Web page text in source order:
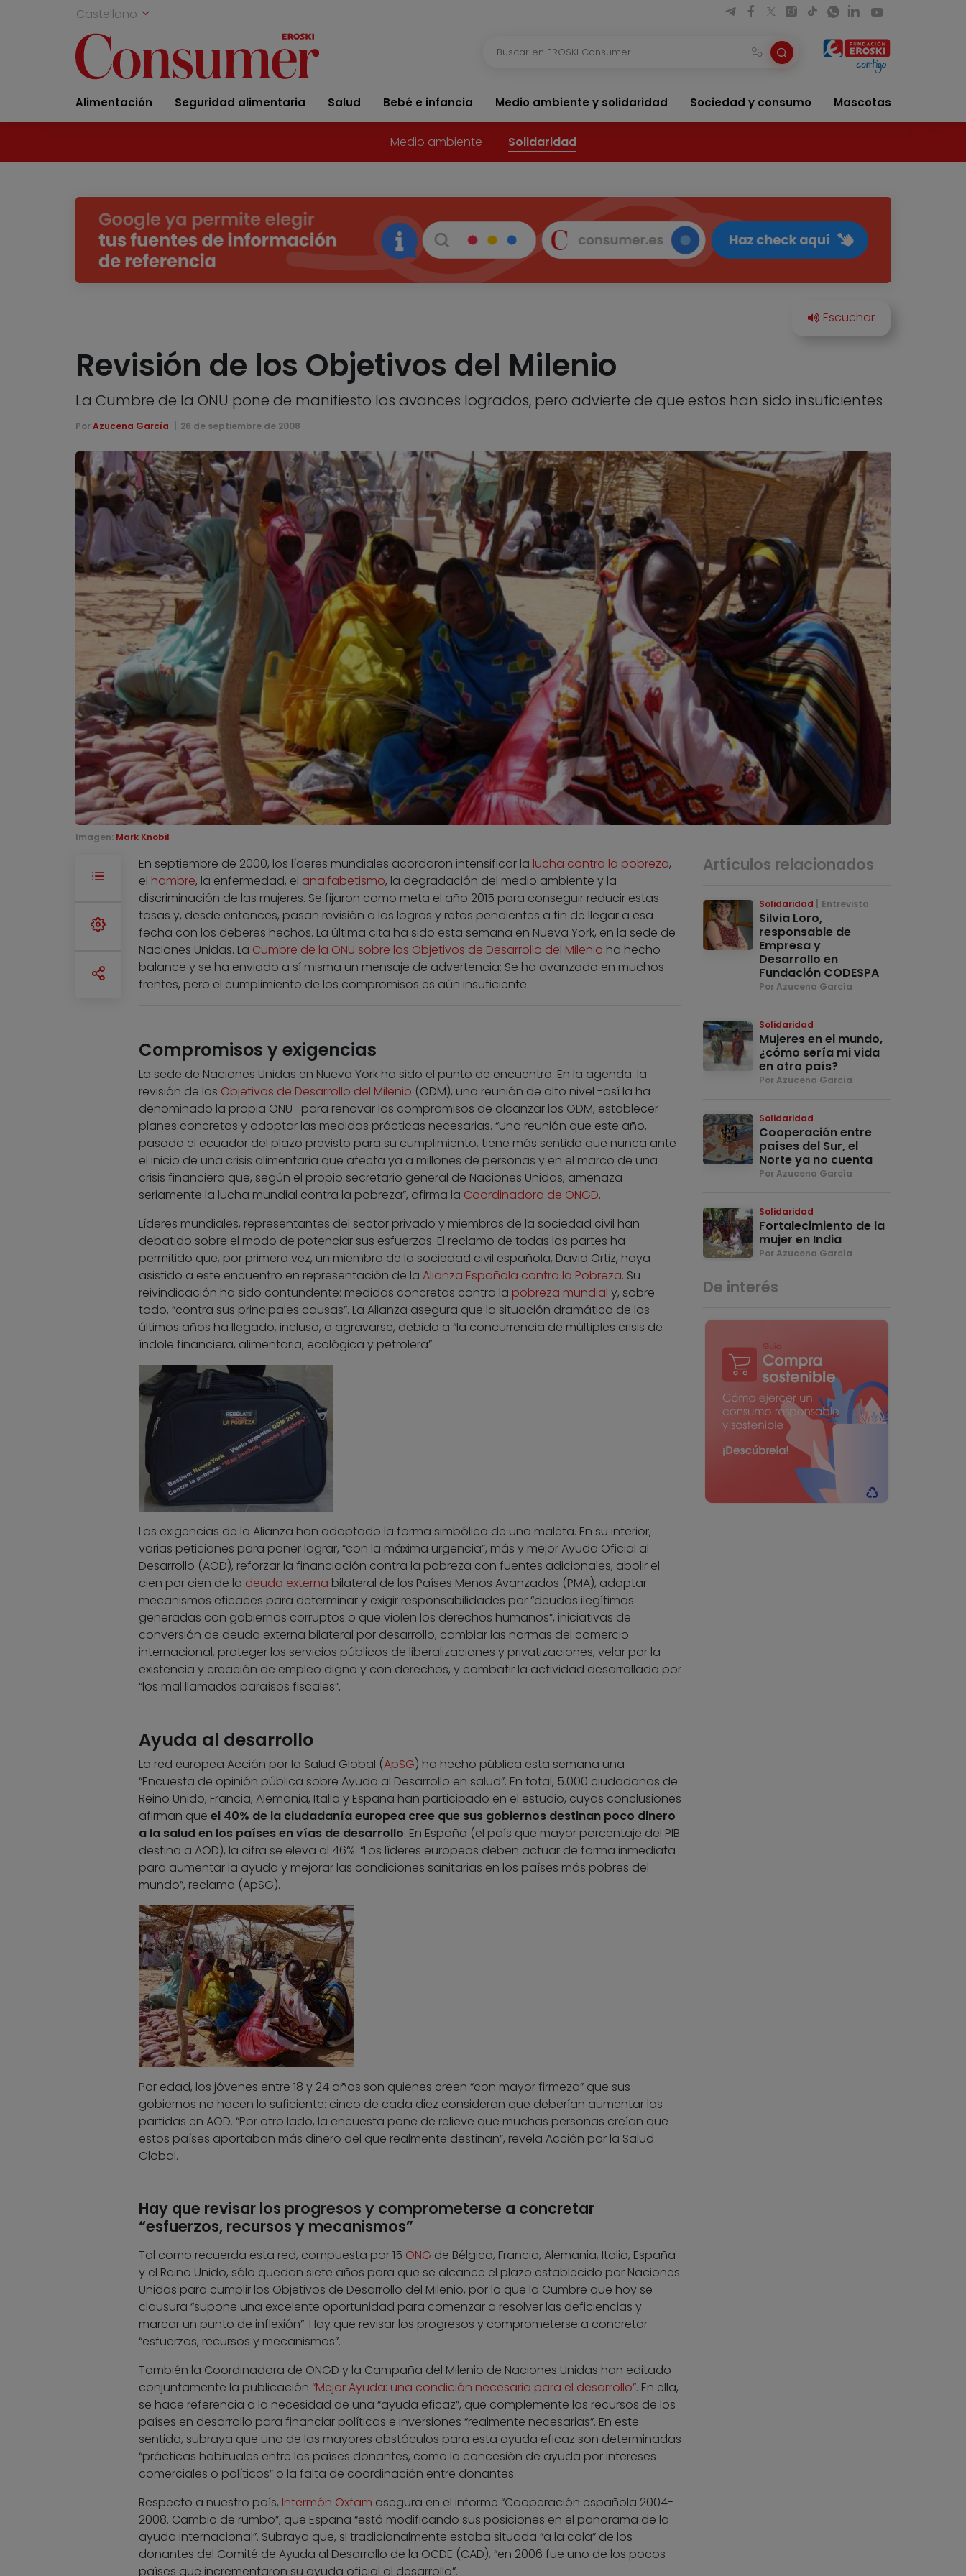
Castellano
Alimentación Seguridad alimentaria Salud Bebé e infancia Medio ambiente y solidaridad Sociedad y consumo Mascotas
Medio ambiente Solidaridad
Revisión de los Objetivos del Milenio
La Cumbre de la ONU pone de manifiesto los avances logrados, pero advierte de que estos han sido insuficientes
Por Azucena García 26 de septiembre de 2008
Imagen: Mark Knobil
En septiembre de 2000, los líderes mundiales acordaron intensificar la lucha contra la pobreza,
el hambre, la enfermedad, el analfabetismo, la degradación del medio ambiente y la
discriminación de las mujeres. Se fijaron como meta el año 2015 para conseguir reducir estas
tasas y, desde entonces, pasan revisión a los logros y retos pendientes a fin de llegar a esa
fecha con los deberes hechos. La última cita ha sido esta semana en Nueva York, en la sede de
Naciones Unidas. La Cumbre de la ONU sobre los Objetivos de Desarrollo del Milenio ha hecho
balance y se ha enviado a sí misma un mensaje de advertencia: Se ha avanzado en muchos
frentes, pero el cumplimiento de los compromisos es aún insuficiente.
Compromisos y exigencias
La sede de Naciones Unidas en Nueva York ha sido el punto de encuentro. En la agenda: la
revisión de los Objetivos de Desarrollo del Milenio (ODM), una reunión de alto nivel -así la ha
denominado la propia ONU- para renovar los compromisos de alcanzar los ODM, establecer
planes concretos y adoptar las medidas prácticas necesarias. “Una reunión que este año,
pasado el ecuador del plazo previsto para su cumplimiento, tiene más sentido que nunca ante
el inicio de una crisis alimentaria que afecta ya a millones de personas y en el marco de una
crisis financiera que, según el propio secretario general de Naciones Unidas, amenaza
seriamente la lucha mundial contra la pobreza”, afirma la Coordinadora de ONGD.
Líderes mundiales, representantes del sector privado y miembros de la sociedad civil han
debatido sobre el modo de potenciar sus esfuerzos. El reclamo de todas las partes ha
permitido que, por primera vez, un miembro de la sociedad civil española, David Ortiz, haya
asistido a este encuentro en representación de la Alianza Española contra la Pobreza. Su
reivindicación ha sido contundente: medidas concretas contra la pobreza mundial y, sobre
todo, “contra sus principales causas”. La Alianza asegura que la situación dramática de los
últimos años ha llegado, incluso, a agravarse, debido a “la concurrencia de múltiples crisis de
índole financiera, alimentaria, ecológica y petrolera”.
Las exigencias de la Alianza han adoptado la forma simbólica de una maleta. En su interior,
varias peticiones para poner lograr, “con la máxima urgencia”, más y mejor Ayuda Oficial al
Desarrollo (AOD), reforzar la financiación contra la pobreza con fuentes adicionales, abolir el
cien por cien de la deuda externa bilateral de los Países Menos Avanzados (PMA), adoptar
mecanismos eficaces para determinar y exigir responsabilidades por “deudas ilegítimas
generadas con gobiernos corruptos o que violen los derechos humanos”, iniciativas de
conversión de deuda externa bilateral por desarrollo, cambiar las normas del comercio
internacional, proteger los servicios públicos de liberalizaciones y privatizaciones, velar por la
existencia y creación de empleo digno y con derechos, y combatir la actividad desarrollada por
“los mal llamados paraísos fiscales”.
Ayuda al desarrollo
La red europea Acción por la Salud Global (ApSG) ha hecho pública esta semana una
“Encuesta de opinión pública sobre Ayuda al Desarrollo en salud”. En total, 5.000 ciudadanos de
Reino Unido, Francia, Alemania, Italia y España han participado en el estudio, cuyas conclusiones
afirman que el 40% de la ciudadanía europea cree que sus gobiernos destinan poco dinero
a la salud en los países en vías de desarrollo. En España (el país que mayor porcentaje del PIB
destina a AOD), la cifra se eleva al 46%. “Los líderes europeos deben actuar de forma inmediata
para aumentar la ayuda y mejorar las condiciones sanitarias en los países más pobres del
mundo”, reclama (ApSG).
Por edad, los jóvenes entre 18 y 24 años son quienes creen “con mayor firmeza” que sus
gobiernos no hacen lo suficiente: cinco de cada diez consideran que deberían aumentar las
partidas en AOD. “Por otro lado, la encuesta pone de relieve que muchas personas creían que
estos países aportaban más dinero del que realmente destinan”, revela Acción por la Salud
Global.
Hay que revisar los progresos y comprometerse a concretar
“esfuerzos, recursos y mecanismos”
Tal como recuerda esta red, compuesta por 15 ONG de Bélgica, Francia, Alemania, Italia, España
y el Reino Unido, sólo quedan siete años para que se alcance el plazo establecido por Naciones
Unidas para cumplir los Objetivos de Desarrollo del Milenio, por lo que la Cumbre que hoy se
clausura “supone una excelente oportunidad para comenzar a resolver las deficiencias y
marcar un punto de inflexión”. Hay que revisar los progresos y comprometerse a concretar
“esfuerzos, recursos y mecanismos”.
También la Coordinadora de ONGD y la Campaña del Milenio de Naciones Unidas han editado
conjuntamente la publicación “Mejor Ayuda: una condición necesaria para el desarrollo”. En ella,
se hace referencia a la necesidad de una “ayuda eficaz”, que complemente los recursos de los
países en desarrollo para financiar políticas e inversiones “realmente necesarias”. En este
sentido, subraya que uno de los mayores obstáculos para esta ayuda eficaz son determinadas
“prácticas habituales entre los países donantes, como la concesión de ayuda por intereses
comerciales o políticos” o la falta de coordinación entre donantes.
Respecto a nuestro país, Intermón Oxfam asegura en el informe “Cooperación española 2004-
2008. Cambio de rumbo”, que España “está modificando sus posiciones en el panorama de la
ayuda internacional”. Subraya que, si tradicionalmente estaba situada “a la cola” de los
donantes del Comité de Ayuda al Desarrollo de la OCDE (CAD), “en 2006 fue uno de los pocos
países que incrementaron su ayuda oficial al desarrollo”.
Artículos relacionados
Solidaridad Entrevista
Silvia Loro,
responsable de
Empresa y
Desarrollo en
Fundación CODESPA
Por Azucena García
Solidaridad
Mujeres en el mundo,
¿cómo sería mi vida
en otro país?
Por Azucena García
Solidaridad
Cooperación entre
países del Sur, el
Norte ya no cuenta
Por Azucena García
Solidaridad
Fortalecimiento de la
mujer en India
Por Azucena García
De interés